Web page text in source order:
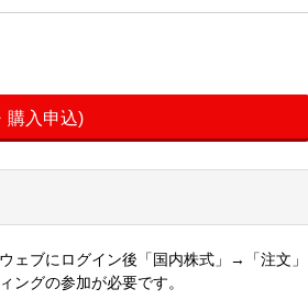
購入申込)
ェブにログイン後「国内株式」→「注文」
グの参加が必要です。